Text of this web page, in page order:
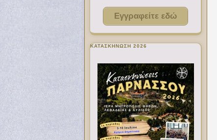
Εγγραφείτε εδώ
ΚΑΤΑΣΚΗΝΩΣΗ 2026